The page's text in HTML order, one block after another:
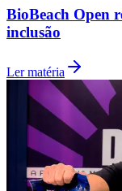
BioBeach Open
inclusão
Ler matéria